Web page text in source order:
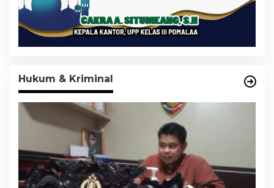
Hukum & Kriminal